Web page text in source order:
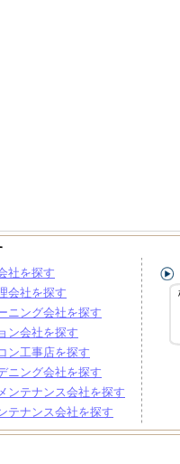
社を探す
会社を探す
ニング会社を探す
ン会社を探す
ン工事店を探す
ニング会社を探す
ンテナンス会社を探す
テナンス会社を探す